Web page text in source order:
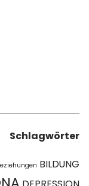
Schlagwörter
BILDUNG